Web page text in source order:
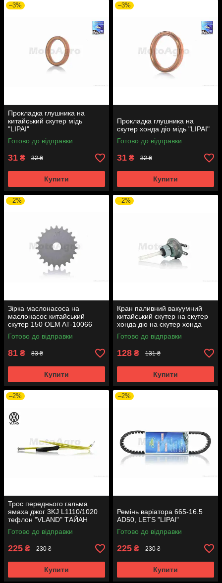
–3%
Прокладка глушника на
китайський скутер мідь
"LIPAI"
Готово до відправки
31 ₴ 32 ₴
Купити
–3%
Прокладка глушника на
скутер хонда діо мідь "LIPAI"
Готово до відправки
31 ₴ 32 ₴
Купити
–2%
Зірка маслонасоса на
маслонасос китайський
скутер 150 OEM AT-10066
Готово до відправки
81 ₴ 83 ₴
Купити
–2%
Кран паливний вакуумний
китайський скутер на скутер
хонда діо на скутер хонда
такт AF24 вкручується M16
AT-7074
Готово до відправки
128 ₴ 131 ₴
Купити
–2%
Трос переднього гальма
ямаха джог 3KJ L1110/1020
тефлон "VLAND" ТАЙАН
Готово до відправки
225 ₴ 230 ₴
Купити
–2%
Ремінь варіатора 665-16.5
AD50, LETS "LIPAI"
Готово до відправки
225 ₴ 230 ₴
Купити